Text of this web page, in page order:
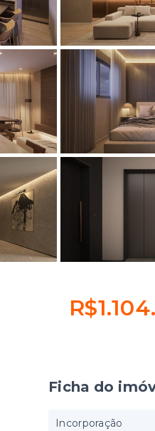
Ficha do
Incorporação